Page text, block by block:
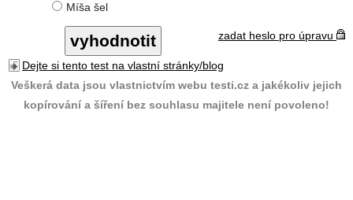
Míša šel
zadat heslo pro úpravu
Dejte si tento test na vlastní stránky/blog
Veškerá data jsou vlastnictvím webu testi.cz a jakékoliv jejich
kopírování a šíření bez souhlasu majitele není povoleno!